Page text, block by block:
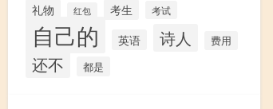
礼物 红包 考生 考试
自己的 英语 诗人 费用
还不 都是